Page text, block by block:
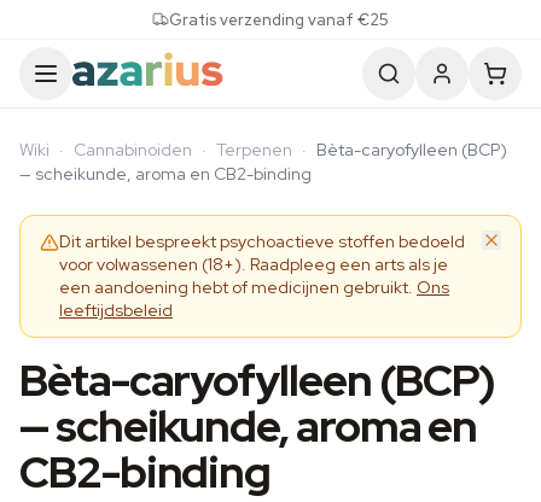
Gratis verzending vanaf €25
Wiki · Cannabinoiden · Terpenen · Bèta-caryofylleen (BCP)
— scheikunde, aroma en CB2-binding
Dit artikel bespreekt psychoactieve stoffen bedoeld
voor volwassenen (18+). Raadpleeg een arts als je
een aandoening hebt of medicijnen gebruikt. Ons
leeftijdsbeleid
Bèta-caryofylleen (BCP)
— scheikunde, aroma en
CB2-binding